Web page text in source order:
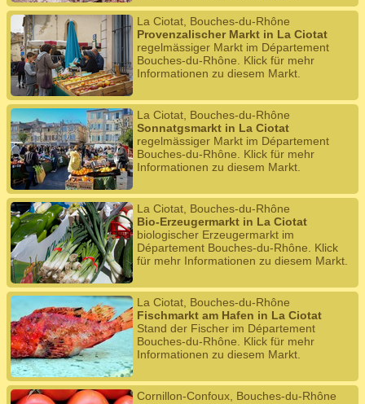
La Ciotat, Bouches-du-Rhône
Provenzalischer Markt in La Ciotat
regelmässiger Markt im Département
Bouches-du-Rhône. Klick für mehr
Informationen zu diesem Markt.
La Ciotat, Bouches-du-Rhône
Sonnatgsmarkt in La Ciotat
regelmässiger Markt im Département
Bouches-du-Rhône. Klick für mehr
Informationen zu diesem Markt.
La Ciotat, Bouches-du-Rhône
Bio-Erzeugermarkt in La Ciotat
biologischer Erzeugermarkt im
Département Bouches-du-Rhône. Klick
für mehr Informationen zu diesem Markt.
La Ciotat, Bouches-du-Rhône
Fischmarkt am Hafen in La Ciotat
Stand der Fischer im Département
Bouches-du-Rhône. Klick für mehr
Informationen zu diesem Markt.
Cornillon-Confoux, Bouches-du-Rhône